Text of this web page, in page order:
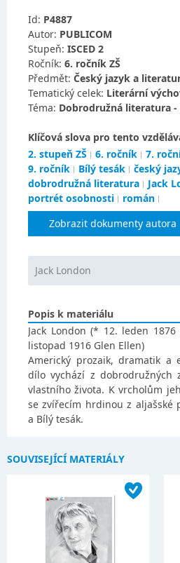
Id: P4887
Autor: PUBLICOM
Stupeň: ISCED 2
Ročník: 6. ročník ZŠ
Předmět: Český jazyk a
Tematický celek: Literární
Téma: Dobrodružná literatura -
Klíčová slova pro tento
2. stupeň ZŠ
6. ročník 7.
9. ročník
Bílý tesák
český
dobrodružná literatura
Jack
portrét osobnosti
román
Zobrazit dokumenty autora
Jack London
Popis k materiálu
Jack London (* 12. leden
listopad 1916 Glen Ellen)
Americký prozaik, dramatik a
dílo vychází z dobrodružných
vlastního života. K vrcholům
se zvířecím hrdinou z aljašské
a Bílý tesák.
SOUVISEJÍCÍ MATERIÁLY